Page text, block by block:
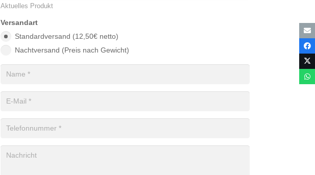
Aktuelles Produkt
Versandart
Standardversand (12,50€ netto)
Nachtversand (Preis nach Gewicht)